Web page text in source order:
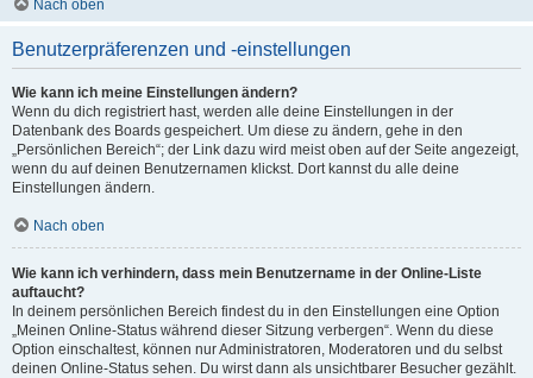
Nach oben
Benutzerpräferenzen und -einstellungen
Wie kann ich meine Einstellungen ändern?
Wenn du dich registriert hast, werden alle deine Einstellungen in der
Datenbank des Boards gespeichert. Um diese zu ändern, gehe in den
„Persönlichen Bereich“; der Link dazu wird meist oben auf der Seite angezeigt,
wenn du auf deinen Benutzernamen klickst. Dort kannst du alle deine
Einstellungen ändern.
Nach oben
Wie kann ich verhindern, dass mein Benutzername in der Online-Liste
auftaucht?
In deinem persönlichen Bereich findest du in den Einstellungen eine Option
„Meinen Online-Status während dieser Sitzung verbergen“. Wenn du diese
Option einschaltest, können nur Administratoren, Moderatoren und du selbst
deinen Online-Status sehen. Du wirst dann als unsichtbarer Besucher gezählt.